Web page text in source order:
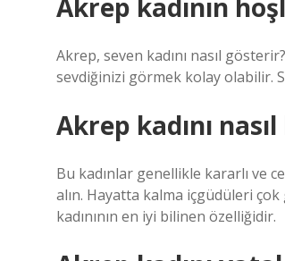
Akrep kadının
Akrep, seven kadını nasıl
sevdiğinizi görmek kolay olabilir.
Akrep kadını
Bu kadınlar genellikle kararlı ve
alın. Hayatta kalma içgüdüleri
kadınının en iyi bilinen özelliğidir.